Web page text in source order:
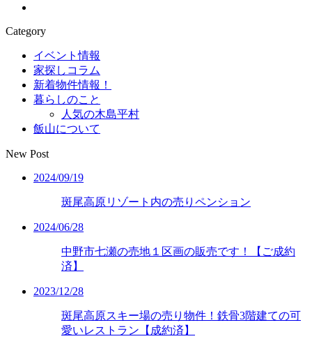
Category
イベント情報
家探しコラム
新着物件情報！
暮らしのこと
人気の木島平村
飯山について
New Post
2024/09/19
斑尾高原リゾート内の売りペンション
2024/06/28
中野市七瀬の売地１区画の販売です！【ご成約
済】
2023/12/28
斑尾高原スキー場の売り物件！鉄骨3階建ての可
愛いレストラン【成約済】